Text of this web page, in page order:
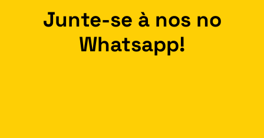
Junte-se à nos no
Whatsapp!